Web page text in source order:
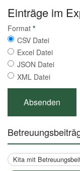
Einträge im
Format *
CSV Datei
Excel Datei
JSON Datei
XML Datei
Kita mit